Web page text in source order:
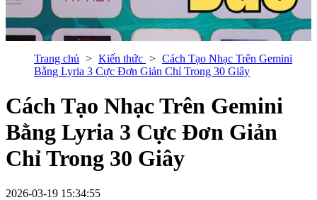
Trang chủ Kiến thức
Cách Tạo Nhạc Trên Gemini
Bằng Lyria 3 Cực Đơn Giản Chỉ Trong 30 Giây
Cách Tạo Nhạc Trên Gemini
Bằng Lyria 3 Cực Đơn Giản
Chỉ Trong 30 Giây
2026-03-19 15:34:55